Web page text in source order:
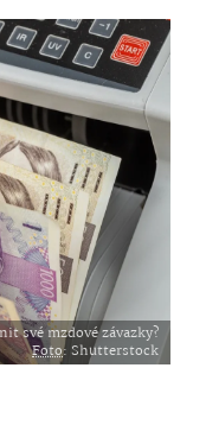
své mzdové závazky?
Foto: Shutterstock